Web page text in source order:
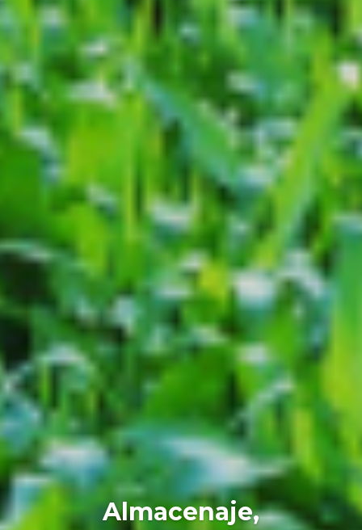
Almacenaje,